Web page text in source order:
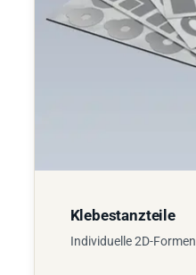
Klebestanzteile
Individuelle 2D-Formen